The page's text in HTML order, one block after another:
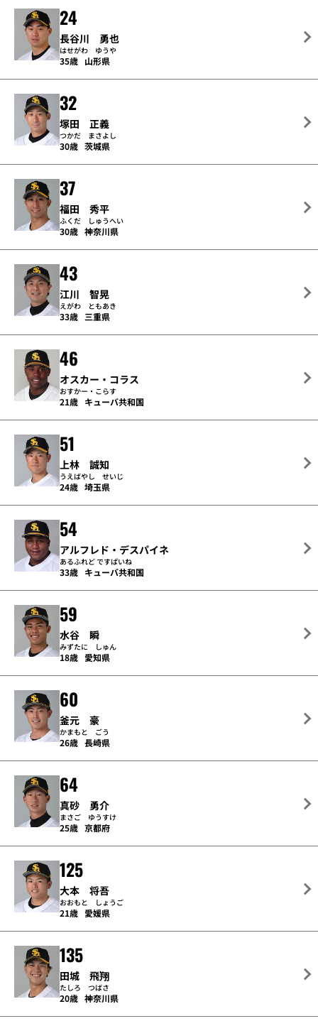
24
長谷川 勇也
はせがわ ゆうや
35歳 山形県
32
塚田 正義
つかだ まさよし
30歳 茨城県
37
福田 秀平
ふくだ しゅうへい
30歳 神奈川県
43
江川 智晃
えがわ ともあき
33歳 三重県
46
オスカー・コラス
おすかー・こらす
21歳 キューバ共和国
51
上林 誠知
うえばやし せいじ
24歳 埼玉県
54
アルフレド・デスパイネ
あるふれど ですぱいね
33歳 キューバ共和国
59
水谷 瞬
みずたに しゅん
18歳 愛知県
60
釜元 豪
かまもと ごう
26歳 長崎県
64
真砂 勇介
まさご ゆうすけ
25歳 京都府
125
大本 将吾
おおもと しょうご
21歳 愛媛県
135
田城 飛翔
たしろ つばさ
20歳 神奈川県